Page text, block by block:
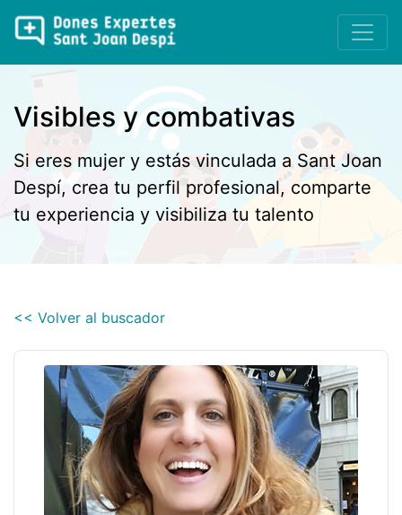
Visibles y combativas
Si eres mujer y estás vinculada a Sant Joan
Despí, crea tu perfil profesional, comparte
tu experiencia y visibiliza tu talento
<< Volver al buscador